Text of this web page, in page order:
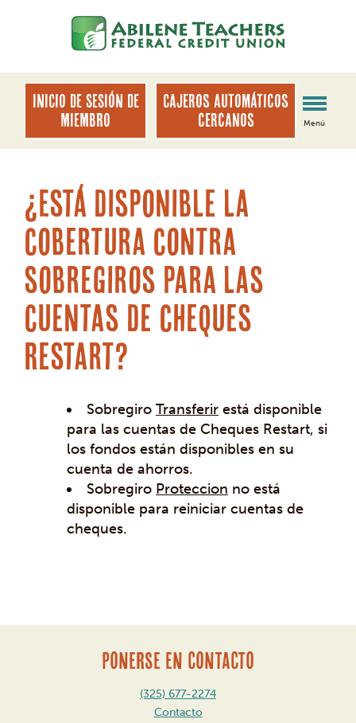
de
sesión
web
INICIO DE SESIÓN DE
MIEMBRO
Cajeros automáticos
cercanos
Menú
¿Está disponible la
cobertura contra
sobregiros para las
cuentas de cheques
Restart?
Sobregiro Transferir está disponible
para las cuentas de Cheques Restart, si
los fondos están disponibles en su
cuenta de ahorros.
Sobregiro Proteccion no está
disponible para reiniciar cuentas de
cheques.
navegación
PONERSE EN CONTACTO
(325) 677-2274
Contacto